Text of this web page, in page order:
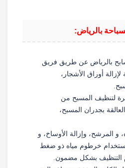
بالرياض:
بالرياض عن طريق فريق
أوراق الأشجار،
لتنظيف المسبح من
بجدران المسبح،
و المرشح، وإزالة الأوساخ، و
باستخدام خرطوم مياه ذو ضغط
التنظيف بشكل مضمون.